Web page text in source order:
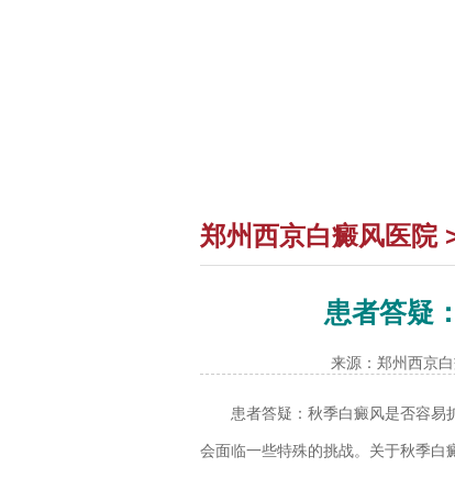
郑州西京白癜风医院
患者答疑
来源：郑州西京
患者答疑：秋季白癜风是否容易
会面临一些特殊的挑战。关于秋季白